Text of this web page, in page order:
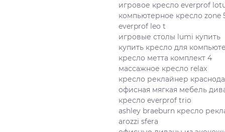
игровое кресло everprof
компьютерное кресло zone
everprof leo t
игровые столы lumi купить
купить кресло для
кресло метта комплект 4
массажное кресло relax
кресло реклайнер
офисная мягкая мебель
кресло everprof trio
ashley braeburn кресло
arozzi sfera